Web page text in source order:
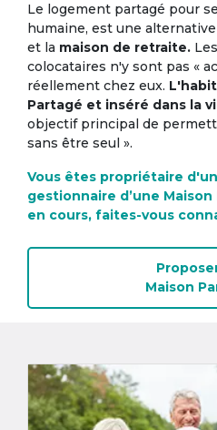
Le logement partagé pour
humaine, est une
et la maison de retraite.
colocataires n'y sont pas «
réellement chez eux.
Partagé et inséré dans la
objectif principal de
sans être seul ».
Vous êtes propriétaire
gestionnaire d’une
en cours, faites-vous
Maison